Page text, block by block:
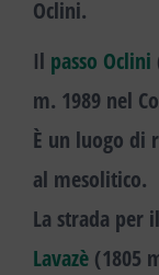
Oclini.
Il passo Oclini
m. 1989 nel
È un luogo di
al mesolitico.
La strada per
Lavazè (1805